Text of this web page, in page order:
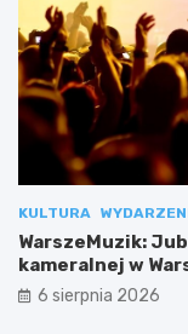
KULTURA
WarszeMuzik:
kameralnej w
6 sierpnia 2026